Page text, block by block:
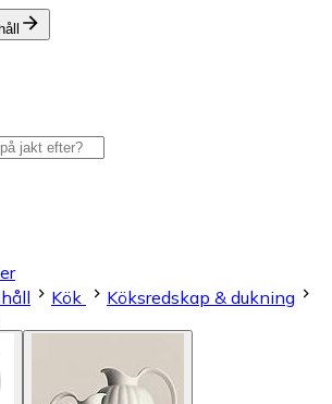
Kök
Köksredskap & dukning